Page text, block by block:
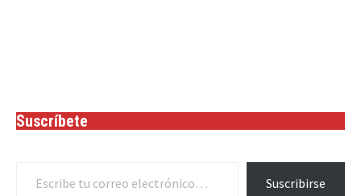
Suscríbete
Suscribirse